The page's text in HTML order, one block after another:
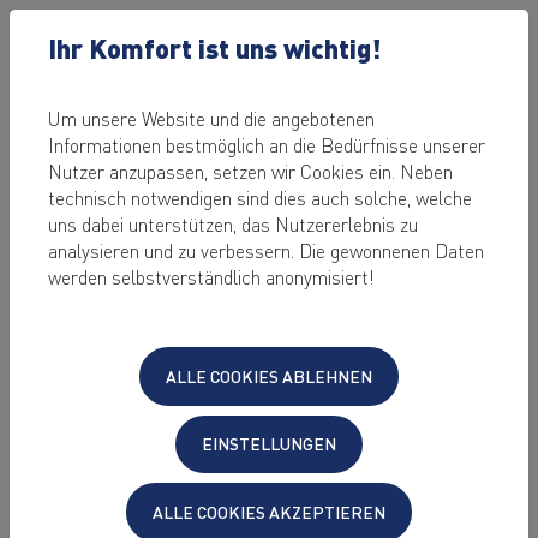
27.09.2021
Upgrade von
Debian 10 auf
Debian 11
von Alexander Mahr
KeyHelp unterstützt seit Version 21.2 auch
das Betriebssystem Debian 11 „Bullseye“.
Betreiben Sie KeyHelp auf einem Server mit
Ihr Komfort ist uns wichtig!
Um unsere Website und die angebotenen
Informationen bestmöglich an die Bedürfnisse unserer
Nutzer anzupassen, setzen wir Cookies ein. Neben
technisch notwendigen sind dies auch solche, welche
uns dabei unterstützen, das Nutzererlebnis zu
analysieren und zu verbessern. Die gewonnenen Daten
werden selbstverständlich anonymisiert!
ALLE COOKIES ABLEHNEN
EINSTELLUNGEN
ALLE COOKIES AKZEPTIEREN